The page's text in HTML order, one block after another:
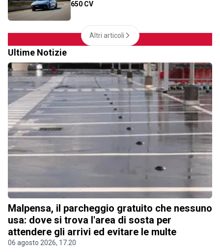
650 CV
Altri articoli
Ultime Notizie
Malpensa, il parcheggio gratuito che nessuno
usa: dove si trova l'area di sosta per
attendere gli arrivi ed evitare le multe
06 agosto 2026, 17.20